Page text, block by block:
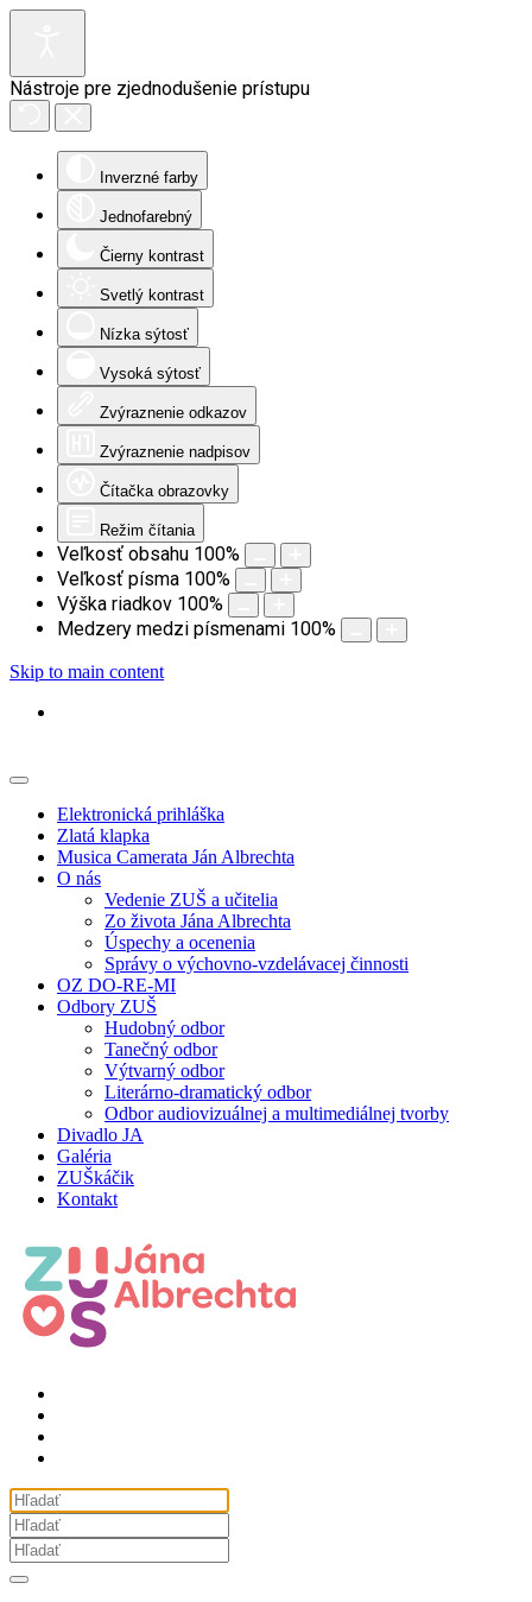
Nástroje pre zjednodušenie prístupu
Inverzné farby
Jednofarebný
Čierny kontrast
Svetlý kontrast
Nízka sýtosť
Vysoká sýtosť
Zvýraznenie odkazov
Zvýraznenie nadpisov
Čítačka obrazovky
Režim čítania
Veľkosť obsahu 100%
Veľkosť písma 100%
Výška riadkov 100%
Medzery medzi písmenami 100%
Skip to main content
Elektronická prihláška
Zlatá klapka
Musica Camerata Ján Albrechta
O nás
Vedenie ZUŠ a učitelia
Zo života Jána Albrechta
Úspechy a ocenenia
Správy o výchovno-vzdelávacej činnosti
OZ DO-RE-MI
Odbory ZUŠ
Hudobný odbor
Tanečný odbor
Výtvarný odbor
Literárno-dramatický odbor
Odbor audiovizuálnej a multimediálnej tvorby
Divadlo JA
Galéria
ZUŠkáčik
Kontakt